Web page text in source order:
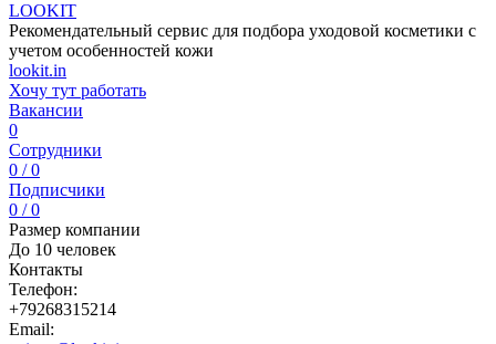
LOOKIT
Рекомендательный сервис для подбора уходовой косметики с
учетом особенностей кожи
lookit.in
Хочу тут работать
Вакансии
0
Сотрудники
0 / 0
Подписчики
0 / 0
Размер компании
До 10 человек
Контакты
Телефон:
+79268315214
Email: